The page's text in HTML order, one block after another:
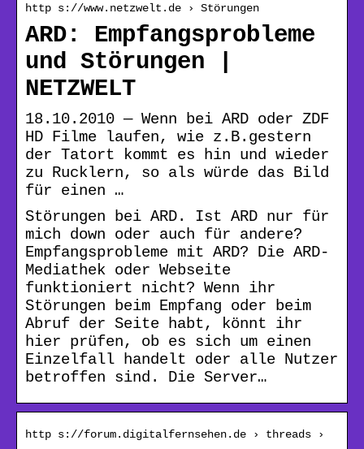
http s://www.netzwelt.de › Störungen
ARD: Empfangsprobleme
und Störungen |
NETZWELT
18.10.2010 — Wenn bei ARD oder ZDF
HD Filme laufen, wie z.B.gestern
der Tatort kommt es hin und wieder
zu Rucklern, so als würde das Bild
für einen …
Störungen bei ARD. Ist ARD nur für
mich down oder auch für andere?
Empfangsprobleme mit ARD? Die ARD-
Mediathek oder Webseite
funktioniert nicht? Wenn ihr
Störungen beim Empfang oder beim
Abruf der Seite habt, könnt ihr
hier prüfen, ob es sich um einen
Einzelfall handelt oder alle Nutzer
betroffen sind. Die Server…
http s://forum.digitalfernsehen.de › threads ›